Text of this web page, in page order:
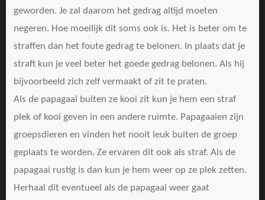
geworden. Je zal daarom het gedrag altijd moeten
negeren. Hoe moeilijk dit soms ook is. Het is beter om te
straffen dan het foute gedrag te belonen. In plaats dat je
straft kun je veel beter het goede gedrag belonen. Als hij
bijvoorbeeld zich zelf vermaakt of zit te praten.
Als de papagaai buiten ze kooi zit kun je hem een straf
plek of kooi geven in een andere ruimte. Papagaaien zijn
groepsdieren en vinden het nooit leuk buiten de groep
geplaats te worden. Ze ervaren dit ook als straf. Als de
papagaai rustig is dan kun je hem weer op ze plek zetten.
Herhaal dit eventueel als de papagaai weer gaat